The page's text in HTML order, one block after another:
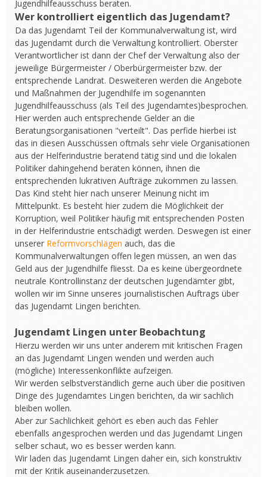
Jugendhilfeausschuss beraten.
Wer kontrolliert eigentlich das Jugendamt?
Da das Jugendamt Teil der Kommunalverwaltung ist, wird
das Jugendamt durch die Verwaltung kontrolliert. Oberster
Verantwortlicher ist dann der Chef der Verwaltung also der
jeweilige Bürgermeister / Oberbürgermeister bzw. der
entsprechende Landrat. Desweiteren werden die Angebote
und Maßnahmen der Jugendhilfe im sogenannten
Jugendhilfeausschuss (als Teil des Jugendamtes)besprochen.
Hier werden auch entsprechende Gelder an die
Beratungsorganisationen "verteilt". Das perfide hierbei ist
das in diesen Ausschüssen oftmals sehr viele Organisationen
aus der Helferindustrie beratend tätig sind und die lokalen
Politiker dahingehend beraten können, ihnen die
entsprechenden lukrativen Aufträge zukommen zu lassen.
Das Kind steht hier nach unserer Meinung nicht im
Mittelpunkt. Es besteht hier zudem die Möglichkeit der
Korruption, weil Politiker häufig mit entsprechenden Posten
in der Helferindustrie entschädigt werden. Deswegen ist einer
unserer Reformvorschlägen auch, das die
Kommunalverwaltungen offen legen müssen, an wen das
Geld aus der Jugendhilfe fliesst. Da es keine übergeordnete
neutrale Kontrollinstanz der deutschen Jugendämter gibt,
wollen wir im Sinne unseres journalistischen Auftrags über
das Jugendamt Lingen berichten.
Jugendamt Lingen unter Beobachtung
Hierzu werden wir uns unter anderem mit kritischen Fragen
an das Jugendamt Lingen wenden und werden auch
(mögliche) Interessenkonflikte aufzeigen.
Wir werden selbstverständlich gerne auch über die positiven
Dinge des Jugendamtes Lingen berichten, da wir sachlich
bleiben wollen.
Aber zur Sachlichkeit gehört es eben auch das Fehler
ebenfalls angesprochen werden und das Jugendamt Lingen
selber schaut, wo es besser werden kann.
Wir laden das Jugendamt Lingen daher ein, sich konstruktiv
mit der Kritik auseinanderzusetzen.